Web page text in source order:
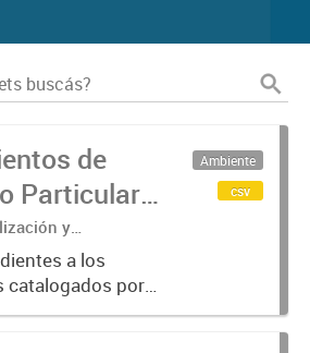
de
Particular
Matanza
2023)
y
a los
catalogados por
"Seguimiento
Ambiente
csv